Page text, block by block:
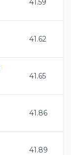
41.59
41.62
41.65
41.86
41.89